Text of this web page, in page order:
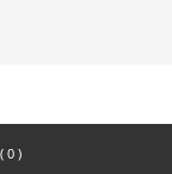
0 )